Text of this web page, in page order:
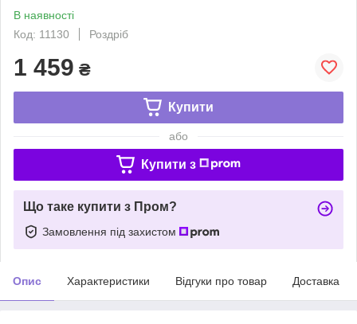
В наявності
Код: 11130
Роздріб
1 459 ₴
Купити
або
Купити з
Що таке купити з Пром?
Замовлення під захистом
Опис Характеристики Відгуки про товар Доставка